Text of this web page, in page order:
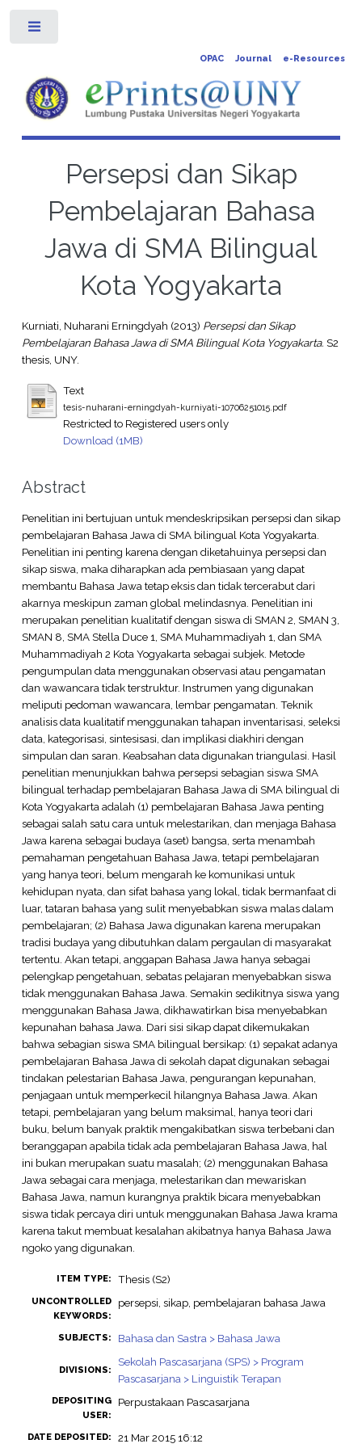
OPAC Journal e-Resources
Persepsi dan Sikap
Pembelajaran Bahasa
Jawa di SMA Bilingual
Kota Yogyakarta
Kurniati, Nuharani Erningdyah (2013) Persepsi dan Sikap
Pembelajaran Bahasa Jawa di SMA Bilingual Kota Yogyakarta. S2
thesis, UNY.
Text
tesis-nuharani-erningdyah-kurniyati-10706251015.pdf
Restricted to Registered users only
Download (1MB)
Abstract
Penelitian ini bertujuan untuk mendeskripsikan persepsi dan sikap
pembelajaran Bahasa Jawa di SMA bilingual Kota Yogyakarta.
Penelitian ini penting karena dengan diketahuinya persepsi dan
sikap siswa, maka diharapkan ada pembiasaan yang dapat
membantu Bahasa Jawa tetap eksis dan tidak tercerabut dari
akarnya meskipun zaman global melindasnya. Penelitian ini
merupakan penelitian kualitatif dengan siswa di SMAN 2, SMAN 3,
SMAN 8, SMA Stella Duce 1, SMA Muhammadiyah 1, dan SMA
Muhammadiyah 2 Kota Yogyakarta sebagai subjek. Metode
pengumpulan data menggunakan observasi atau pengamatan
dan wawancara tidak terstruktur. Instrumen yang digunakan
meliputi pedoman wawancara, lembar pengamatan. Teknik
analisis data kualitatif menggunakan tahapan inventarisasi, seleksi
data, kategorisasi, sintesisasi, dan implikasi diakhiri dengan
simpulan dan saran. Keabsahan data digunakan triangulasi. Hasil
penelitian menunjukkan bahwa persepsi sebagian siswa SMA
bilingual terhadap pembelajaran Bahasa Jawa di SMA bilingual di
Kota Yogyakarta adalah (1) pembelajaran Bahasa Jawa penting
sebagai salah satu cara untuk melestarikan, dan menjaga Bahasa
Jawa karena sebagai budaya (aset) bangsa, serta menambah
pemahaman pengetahuan Bahasa Jawa, tetapi pembelajaran
yang hanya teori, belum mengarah ke komunikasi untuk
kehidupan nyata, dan sifat bahasa yang lokal, tidak bermanfaat di
luar, tataran bahasa yang sulit menyebabkan siswa malas dalam
pembelajaran; (2) Bahasa Jawa digunakan karena merupakan
tradisi budaya yang dibutuhkan dalam pergaulan di masyarakat
tertentu. Akan tetapi, anggapan Bahasa Jawa hanya sebagai
pelengkap pengetahuan, sebatas pelajaran menyebabkan siswa
tidak menggunakan Bahasa Jawa. Semakin sedikitnya siswa yang
menggunakan Bahasa Jawa, dikhawatirkan bisa menyebabkan
kepunahan bahasa Jawa. Dari sisi sikap dapat dikemukakan
bahwa sebagian siswa SMA bilingual bersikap: (1) sepakat adanya
pembelajaran Bahasa Jawa di sekolah dapat digunakan sebagai
tindakan pelestarian Bahasa Jawa, pengurangan kepunahan,
penjagaan untuk memperkecil hilangnya Bahasa Jawa. Akan
tetapi, pembelajaran yang belum maksimal, hanya teori dari
buku, belum banyak praktik mengakibatkan siswa terbebani dan
beranggapan apabila tidak ada pembelajaran Bahasa Jawa, hal
ini bukan merupakan suatu masalah; (2) menggunakan Bahasa
Jawa sebagai cara menjaga, melestarikan dan mewariskan
Bahasa Jawa, namun kurangnya praktik bicara menyebabkan
siswa tidak percaya diri untuk menggunakan Bahasa Jawa krama
karena takut membuat kesalahan akibatnya hanya Bahasa Jawa
ngoko yang digunakan.
ITEM TYPE: Thesis (S2)
UNCONTROLLED
KEYWORDS:
persepsi, sikap, pembelajaran bahasa Jawa
SUBJECTS: Bahasa dan Sastra > Bahasa Jawa
DIVISIONS:
Sekolah Pascasarjana (SPS) > Program
Pascasarjana > Linguistik Terapan
DEPOSITING
USER:
Perpustakaan Pascasarjana
DATE DEPOSITED: 21 Mar 2015 16:12